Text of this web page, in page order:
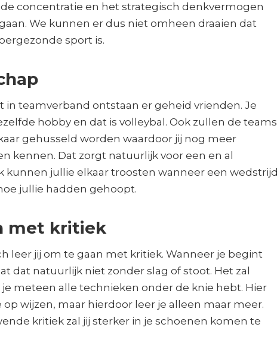
de concentratie en het strategisch denkvermogen
We kunnen er dus niet omheen draaien dat
sport is.
in teamverband ontstaan er geheid vrienden. Je
hobby en dat is volleybal. Ook zullen de teams
gehusseld worden waardoor jij nog meer
kennen. Dat zorgt natuurlijk voor een en al
kunnen jullie elkaar troosten wanneer een wedstrijd
jullie hadden gehoopt.
met kritiek
leer jij om te gaan met kritiek. Wanneer je begint
dat natuurlijk niet zonder slag of stoot. Het zal
je meteen alle technieken onder de knie hebt. Hier
op wijzen, maar hierdoor leer je alleen maar meer.
kritiek zal jij sterker in je schoenen komen te